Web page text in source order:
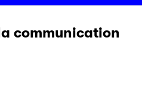
communication